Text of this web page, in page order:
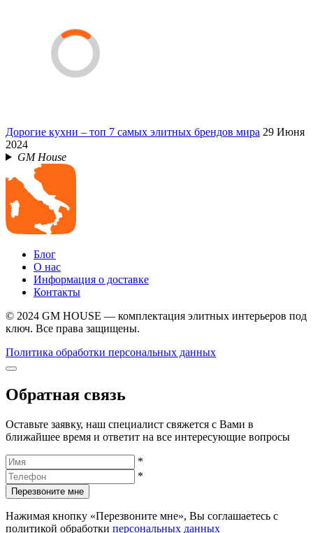
Дорогие кухни – топ 7 самых элитных брендов мира 29 Июня
2024
GM House
Блог
О нас
Информация о доставке
Контакты
© 2024 GM HOUSE — комплектация элитных интерьеров под
ключ. Все права защищены.
Политика обработки персональных данных
Обратная связь
Оставьте заявку, наш специалист свяжется с Вами в
ближайшее время и ответит на все интересующие вопросы
*
*
Перезвоните мне
Нажимая кнопку «Перезвоните мне», Вы соглашаетесь с
политикой обработки персональных данных